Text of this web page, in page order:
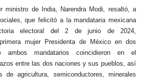
ministro de India, Narendra Modi, resaltó, a
que felicitó a la mandataria mexicana
electoral del 2 de junio de 2024,
mujer Presidenta de México en dos
ambos mandatarios coincidieron en el
entre las dos naciones y sus pueblos, así
agricultura, semiconductores, minerales